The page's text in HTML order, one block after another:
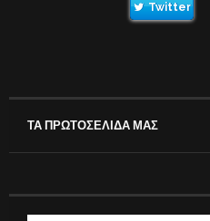
Twitter
ΤΑ ΠΡΩΤΟΣΕΛΙΔΑ ΜΑΣ